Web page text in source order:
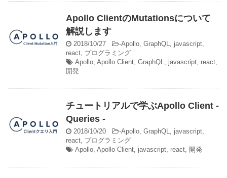
Apollo ClientのMutationsについて
解説します
2018/10/27 -Apollo GraphQL javascript
react プログラミング
Apollo Apollo Client GraphQL javascript react
開発
チュートリアルで学ぶApollo Client -
Queries -
2018/10/20 -Apollo GraphQL javascript
react プログラミング
Apollo Apollo Client javascript react 開発